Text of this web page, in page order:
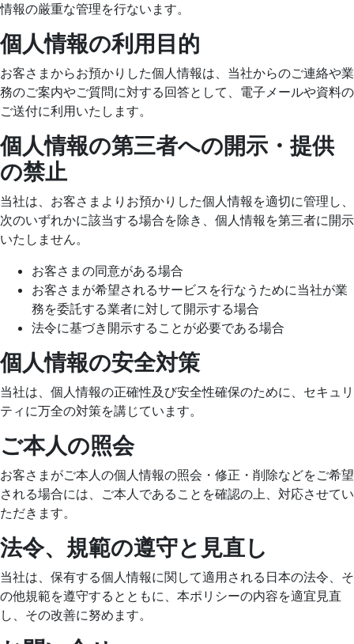
情報の厳重な管理を行ないます。
個人情報の利用目的
お客さまからお預かりした個人情報は、当社からのご連絡や業
務のご案内やご質問に対する回答として、電子メールや資料の
ご送付に利用いたします。
個人情報の第三者への開示・提供
の禁止
当社は、お客さまよりお預かりした個人情報を適切に管理し、
次のいずれかに該当する場合を除き、個人情報を第三者に開示
いたしません。
お客さまの同意がある場合
お客さまが希望されるサービスを行なうために当社が業
務を委託する業者に対して開示する場合
法令に基づき開示することが必要である場合
個人情報の安全対策
当社は、個人情報の正確性及び安全性確保のために、セキュリ
ティに万全の対策を講じています。
ご本人の照会
お客さまがご本人の個人情報の照会・修正・削除などをご希望
される場合には、ご本人であることを確認の上、対応させてい
ただきます。
法令、規範の遵守と見直し
当社は、保有する個人情報に関して適用される日本の法令、そ
の他規範を遵守するとともに、本ポリシーの内容を適宜見直
し、その改善に努めます。